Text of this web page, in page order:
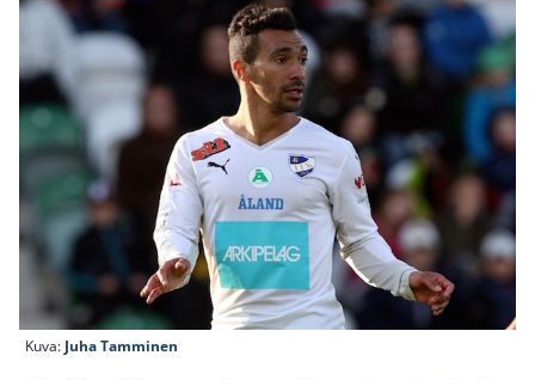
Kuva: Juha Tamminen